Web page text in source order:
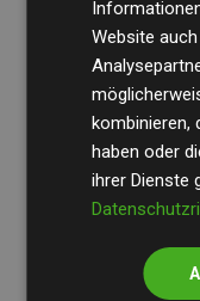
Die
regelmäßig unsere
Transparenz und
Ihre Prüfungen
geschätzten
Websites
messbare
Website
kombinieren,
haben oder
ihrer Dienste